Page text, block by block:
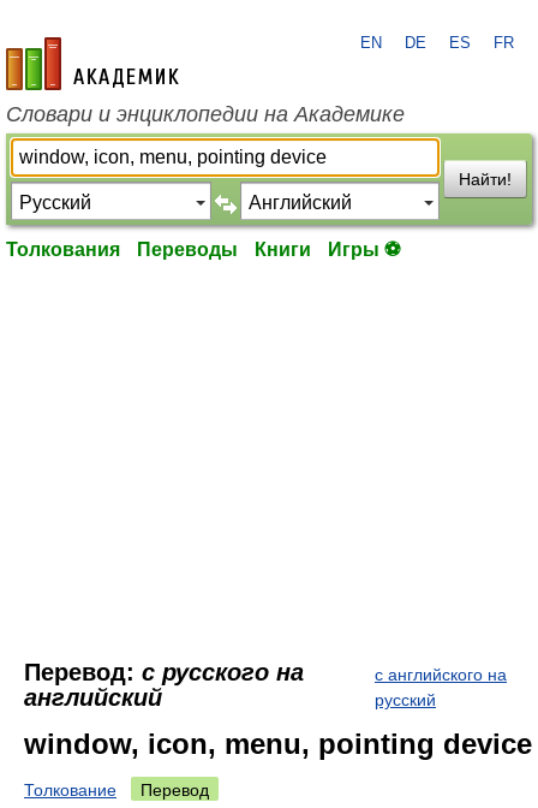
academic.ru
EN DE ES FR
Словари и энциклопедии на Академике
Найти!
Толкования Переводы Книги Игры ⚽
Перевод: с русского на
английский
с английского на
русский
window, icon, menu, pointing device
Толкование Перевод